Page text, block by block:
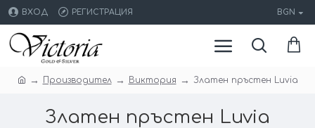
ВХОД РЕГИСТРАЦИЯ BGN
Производител Виктория Златен пръстен Luvia
Златен пръстен Luvia